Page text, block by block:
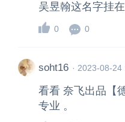
吴昱翰这名字挂
0 0
soht16 · 2023-08-24
看看 奈飞出品【
专业 。